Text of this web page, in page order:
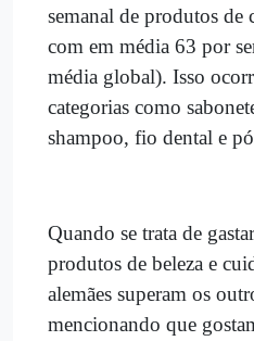
semanal de produtos de
com em média 63 por
média global). Isso
categorias como
shampoo, fio dental e
Quando se trata de
produtos de beleza e
alemães superam os
mencionando que